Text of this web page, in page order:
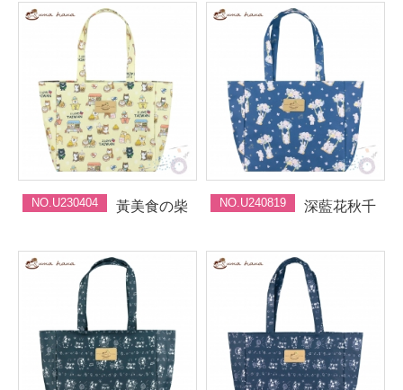
NO.U230404 黃美食の柴 NO.U240819 深藍花秋千